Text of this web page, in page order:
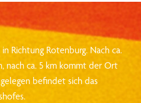
Richtung Rotenburg. Nach ca.
nach ca. 5 km kommt der Ort
befindet sich das